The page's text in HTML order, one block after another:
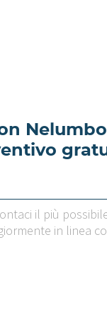
Nelumbo